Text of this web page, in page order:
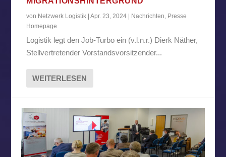
von Netzwerk Logistik |Apr. 23, 2024 Nachrichten, Presse
Homepage
Logistik legt den Job-Turbo ein (v.l.n.r.) Dierk Näther,
Stellvertretender Vorstandsvorsitzender...
WEITERLESEN